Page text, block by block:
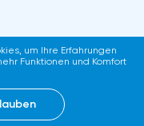
um Ihre Erfahrungen
Funktionen und Komfort